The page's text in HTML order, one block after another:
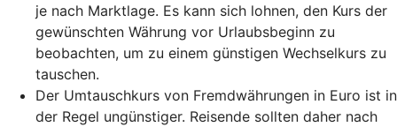
je nach Marktlage. Es kann sich lohnen, den Kurs der
gewünschten Währung vor Urlaubsbeginn zu
beobachten, um zu einem günstigen Wechselkurs zu
tauschen.
Der Umtauschkurs von Fremdwährungen in Euro ist in
der Regel ungünstiger. Reisende sollten daher nach